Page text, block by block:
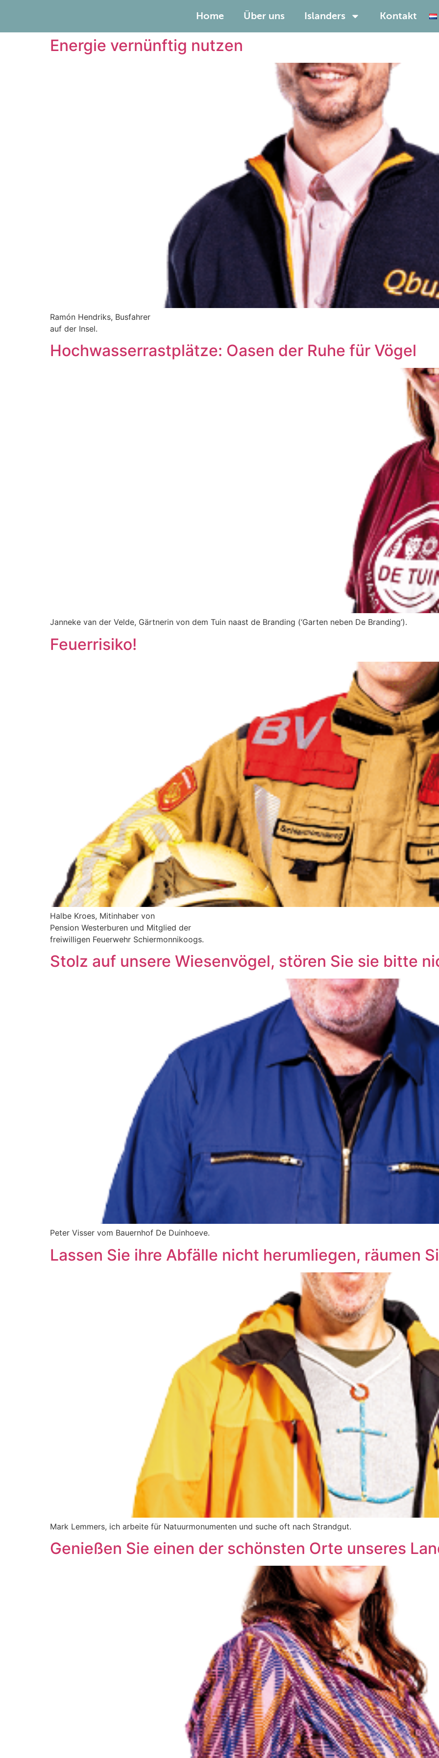
Home Über uns Islanders Kontakt
Energie vernünftig nutzen
Ramón Hendriks, Busfahrer
auf der Insel.
Hochwasserrastplätze: Oasen der Ruhe für Vögel
Janneke van der Velde, Gärtnerin von dem Tuin naast de Branding (‘Garten neben De Branding’).
Feuerrisiko!
Halbe Kroes, Mitinhaber von
Pension Westerburen und Mitglied der
freiwilligen Feuerwehr Schiermonnikoogs.
Stolz auf unsere Wiesenvögel, stören Sie sie bitte
Peter Visser vom Bauernhof De Duinhoeve.
Lassen Sie ihre Abfälle nicht herumliegen, räumen
Mark Lemmers, ich arbeite für Natuurmonumenten und suche oft nach Strandgut.
Genießen Sie einen der schönsten Orte unseres